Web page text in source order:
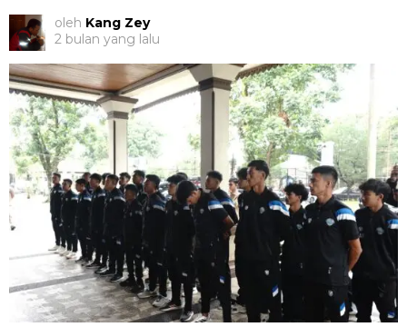
oleh Kang Zey
2 bulan yang lalu